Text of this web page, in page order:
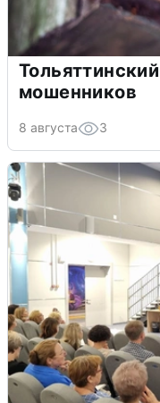
мошенников
8 августа 3